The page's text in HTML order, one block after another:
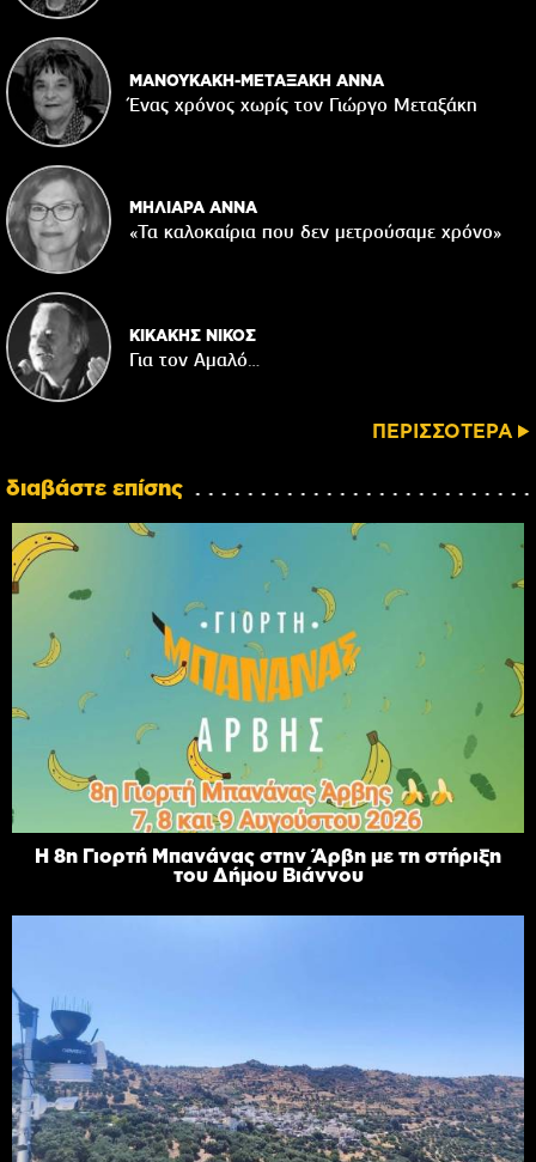
ΜΑΝΟΥΚΑΚΗ-ΜΕΤΑΞΑΚΗ ΑΝΝΑ
Ένας χρόνος χωρίς τον Γιώργο Μεταξάκη
ΜΗΛΙΑΡΑ ΑΝΝΑ
«Τα καλοκαίρια που δεν μετρούσαμε χρόνο»
ΚΙΚΑΚΗΣ ΝΙΚΟΣ
Για τον Αμαλό…
ΠΕΡΙΣΣΟΤΕΡΑ
διαβάστε επίσης
Η 8η Γιορτή Μπανάνας στην Άρβη με τη στήριξη
του Δήμου Βιάννου